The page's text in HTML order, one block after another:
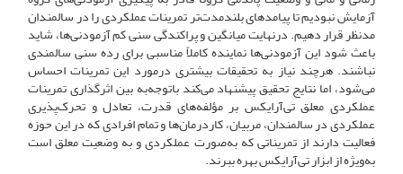
آزمایش نبودیم تا پیامدهای بلندمدت‌تر تمرینات عملکردی را در سالمندان
مدنظر قرار دهیم. درنهایت میانگین و پراکندگی سنی کم آزمودنی‌ها، شاید
باعث شود این آزمودنی‌ها نماینده کاملاً مناسبی برای رده سنی سالمندی
نباشند. هرچند نیاز به تحقیقات بیشتری درمورد این تمرینات احساس
می‌شود، اما نتایج تحقیق پیشنهاد می‌کند با‌توجه‌به بین اثرگذاری تمرینات
عملکردی معلق تی‌آرایکس بر مؤلفه‌های قدرت، تعادل و تحرک‌پذیری
عملکردی در سالمندان، مربیان، کار‌درمان‌ها و تمام افرادی که در این حوزه
فعالیت دارند از تمریناتی که به‌صورت عملکردی و به وضعیت معلق است
به‌ویژه از ابزار تی‌آرایکس بهره ببرند.